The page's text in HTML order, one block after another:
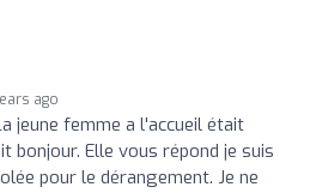
ago
jeune femme a l'accueil était
bonjour. Elle vous répond je suis
pour le dérangement. Je ne